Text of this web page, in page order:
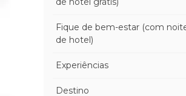
Fique de bem-estar (com
de hotel)
Experiências
Destino